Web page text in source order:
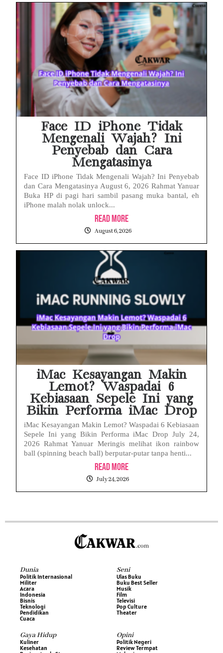
Face ID iPhone Tidak
Mengenali Wajah? Ini
Penyebab dan Cara
Mengatasinya
Face ID iPhone Tidak Mengenali Wajah? Ini Penyebab
dan Cara Mengatasinya August 6, 2026 Rahmat Yanuar
Buka HP di pagi hari sambil pasang muka bantal, eh
iPhone malah nolak unlock...
Read More
August 6, 2026
iMac Kesayangan Makin
Lemot? Waspadai 6
Kebiasaan Sepele Ini yang
Bikin Performa iMac Drop
iMac Kesayangan Makin Lemot? Waspadai 6 Kebiasaan
Sepele Ini yang Bikin Performa iMac Drop July 24,
2026 Rahmat Yanuar Meringis melihat ikon rainbow
ball (spinning beach ball) berputar-putar tanpa henti...
Read More
July 24, 2026
Dunia
Politik Internasional
Militer
Acara
Indonesia
Bisnis
Teknologi
Pendidikan
Cuaca
Seni
Ulas Buku
Buku Best Seller
Musik
Film
Televisi
Pop Culture
Theater
Gaya Hidup
Kuliner
Kesehatan
Opini
Politik Negeri
Review Termpat